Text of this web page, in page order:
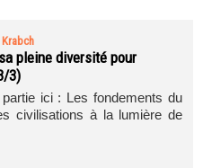
pleine diversité pour
3)
ici : Les fondements du
civilisations à la lumière de